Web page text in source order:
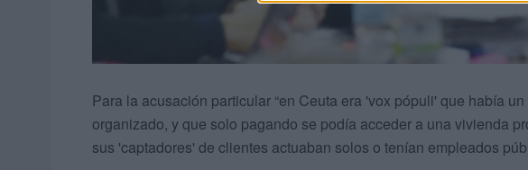
Para la acusación particular “en Ceuta era 'vox pópuli' que había
organizado, y que solo pagando se podía acceder a una vivienda
sus 'captadores' de clientes actuaban solos o tenían empleados